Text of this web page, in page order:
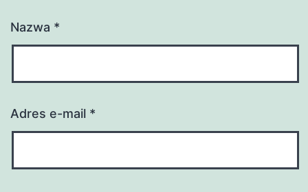
Nazwa *
Adres e-mail *